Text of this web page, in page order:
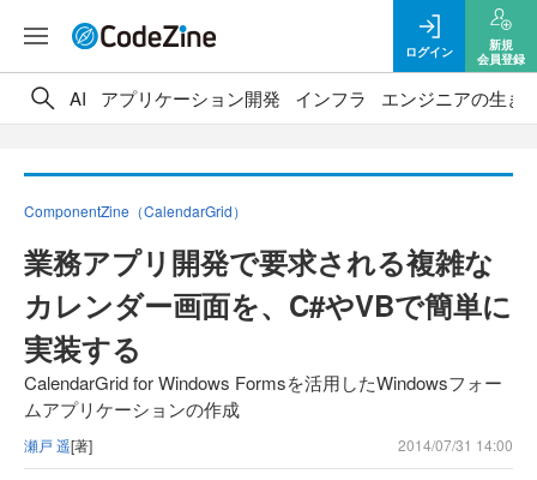
ログイン
新規
会員登録
AI アプリケーション開発 インフラ エンジニアの生き
ComponentZine（CalendarGrid）
業務アプリ開発で要求される複雑な
カレンダー画面を、C#やVBで簡単に
実装する
CalendarGrid for Windows Formsを活用したWindowsフォー
ムアプリケーションの作成
瀬戸 遥[著] 2014/07/31 14:00